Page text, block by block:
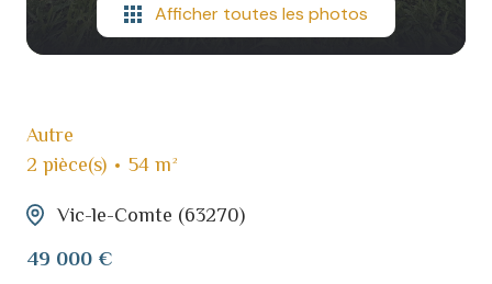
Afficher toutes les photos
Autre
2 pièce(s)
54 m²
Vic-le-Comte (63270)
49 000 €